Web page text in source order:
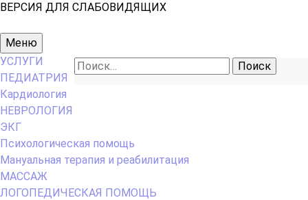
ВЕРСИЯ ДЛЯ СЛАБОВИДЯЩИХ
Основное
меню
Меню
Найти:
УСЛУГИ
ПЕДИАТРИЯ
Кардиология
НЕВРОЛОГИЯ
ЭКГ
Психологическая помощь
Мануальная терапия и реабилитация
МАССАЖ
ЛОГОПЕДИЧЕСКАЯ ПОМОЩЬ